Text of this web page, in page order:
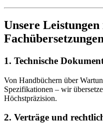
Unsere
Fachübersetzungen
1. Technische
Von Handbüchern über
Spezifikationen – wir
Höchstpräzision.
2. Verträge und